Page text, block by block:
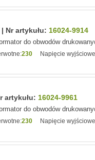
Nr artykułu: 16024-9914
do obwodów
230 Napięcie
artykułu: 16024-9961
do obwodów
230 Napięcie